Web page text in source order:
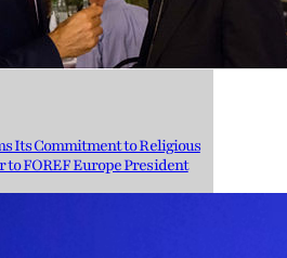
Its Commitment to Religious
to FOREF Europe President